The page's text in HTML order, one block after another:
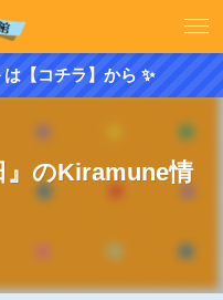
【コチラ】から ✨
』のKiramune情